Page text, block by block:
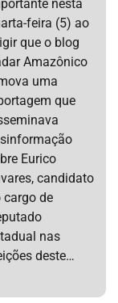
nesta
feira (5) ao
que o blog
Amazônico
uma
que
Eurico
candidato
cargo de
nas
deste…